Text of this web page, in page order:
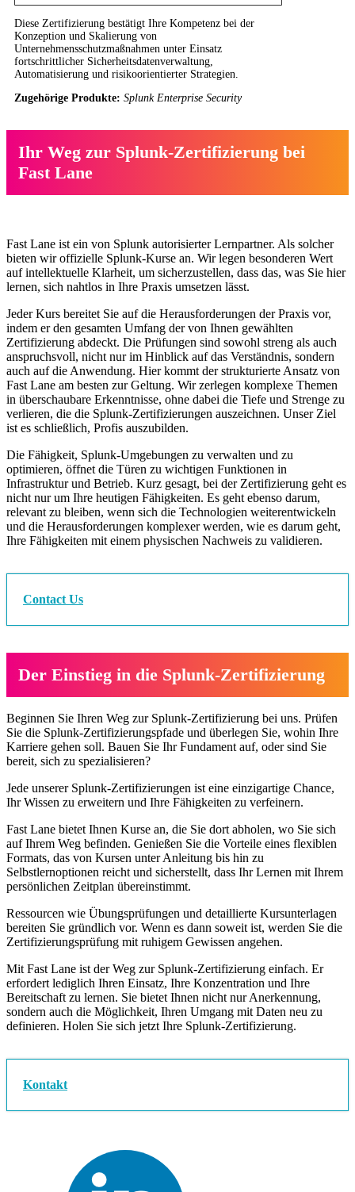
Diese Zertifizierung bestätigt Ihre Kompetenz bei der
Konzeption und Skalierung von
Unternehmensschutzmaßnahmen unter Einsatz
fortschrittlicher Sicherheitsdatenverwaltung,
Automatisierung und risikoorientierter Strategien.
Zugehörige Produkte: Splunk Enterprise Security
Ihr Weg zur Splunk-Zertifizierung bei
Fast Lane
Fast Lane ist ein von Splunk autorisierter Lernpartner. Als solcher
bieten wir offizielle Splunk-Kurse an. Wir legen besonderen Wert
auf intellektuelle Klarheit, um sicherzustellen, dass das, was Sie hier
lernen, sich nahtlos in Ihre Praxis umsetzen lässt.
Jeder Kurs bereitet Sie auf die Herausforderungen der Praxis vor,
indem er den gesamten Umfang der von Ihnen gewählten
Zertifizierung abdeckt. Die Prüfungen sind sowohl streng als auch
anspruchsvoll, nicht nur im Hinblick auf das Verständnis, sondern
auch auf die Anwendung. Hier kommt der strukturierte Ansatz von
Fast Lane am besten zur Geltung. Wir zerlegen komplexe Themen
in überschaubare Erkenntnisse, ohne dabei die Tiefe und Strenge zu
verlieren, die die Splunk-Zertifizierungen auszeichnen. Unser Ziel
ist es schließlich, Profis auszubilden.
Die Fähigkeit, Splunk-Umgebungen zu verwalten und zu
optimieren, öffnet die Türen zu wichtigen Funktionen in
Infrastruktur und Betrieb. Kurz gesagt, bei der Zertifizierung geht es
nicht nur um Ihre heutigen Fähigkeiten. Es geht ebenso darum,
relevant zu bleiben, wenn sich die Technologien weiterentwickeln
und die Herausforderungen komplexer werden, wie es darum geht,
Ihre Fähigkeiten mit einem physischen Nachweis zu validieren.
Contact Us
Der Einstieg in die Splunk-Zertifizierung
Beginnen Sie Ihren Weg zur Splunk-Zertifizierung bei uns. Prüfen
Sie die Splunk-Zertifizierungspfade und überlegen Sie, wohin Ihre
Karriere gehen soll. Bauen Sie Ihr Fundament auf, oder sind Sie
bereit, sich zu spezialisieren?
Jede unserer Splunk-Zertifizierungen ist eine einzigartige Chance,
Ihr Wissen zu erweitern und Ihre Fähigkeiten zu verfeinern.
Fast Lane bietet Ihnen Kurse an, die Sie dort abholen, wo Sie sich
auf Ihrem Weg befinden. Genießen Sie die Vorteile eines flexiblen
Formats, das von Kursen unter Anleitung bis hin zu
Selbstlernoptionen reicht und sicherstellt, dass Ihr Lernen mit Ihrem
persönlichen Zeitplan übereinstimmt.
Ressourcen wie Übungsprüfungen und detaillierte Kursunterlagen
bereiten Sie gründlich vor. Wenn es dann soweit ist, werden Sie die
Zertifizierungsprüfung mit ruhigem Gewissen angehen.
Mit Fast Lane ist der Weg zur Splunk-Zertifizierung einfach. Er
erfordert lediglich Ihren Einsatz, Ihre Konzentration und Ihre
Bereitschaft zu lernen. Sie bietet Ihnen nicht nur Anerkennung,
sondern auch die Möglichkeit, Ihren Umgang mit Daten neu zu
definieren. Holen Sie sich jetzt Ihre Splunk-Zertifizierung.
Kontakt